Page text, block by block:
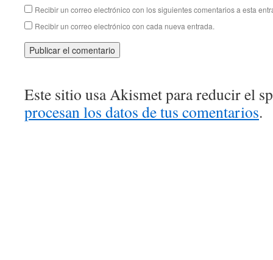
Recibir un correo electrónico con los siguientes comentarios a esta
Recibir un correo electrónico con cada nueva entrada.
Este sitio usa Akismet para reducir el
procesan los datos de tus comentarios.